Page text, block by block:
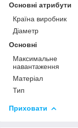
Основні атрибути
Країна виробник
Діаметр
Основні
Максимальне
навантаження
Матеріал
Тип
Приховати